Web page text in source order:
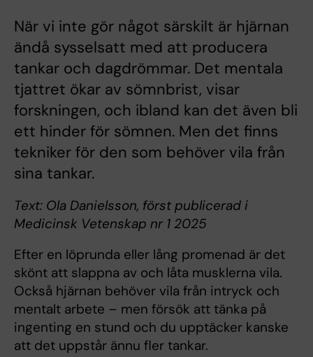
När vi inte gör något särskilt är hjärnan
ändå sysselsatt med att producera
tankar och dagdrömmar. Det mentala
tjattret ökar av sömnbrist, visar
forskningen, och ibland kan det även bli
ett hinder för sömnen. Men det finns
tekniker för den som behöver vila från
sina tankar.
Text: Ola Danielsson, först publicerad i
Medicinsk Vetenskap nr 1 2025
Efter en löprunda eller lång promenad är det
skönt att slappna av och låta musklerna vila.
Också hjärnan behöver vila från intryck och
mentalt arbete – men försök att tänka på
ingenting en stund och du upptäcker kanske
att det uppstår ännu fler tankar.